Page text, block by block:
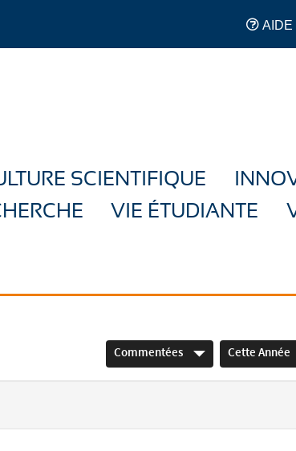
AIDE
SCIENTIFIQUE
VIE ÉTUDIANTE
Commentées Cette Année